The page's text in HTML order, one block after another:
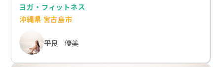
ヨガ・フィットネス
沖縄県 宮古島市
平良 優美